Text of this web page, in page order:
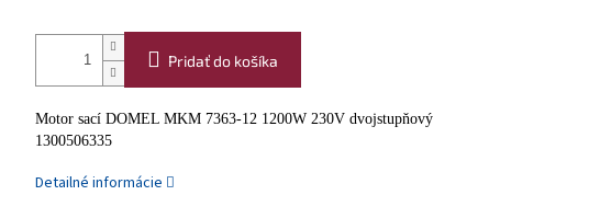
Pridať do košíka
Motor sací DOMEL MKM 7363-12 1200W 230V dvojstupňový
1300506335
Detailné informácie